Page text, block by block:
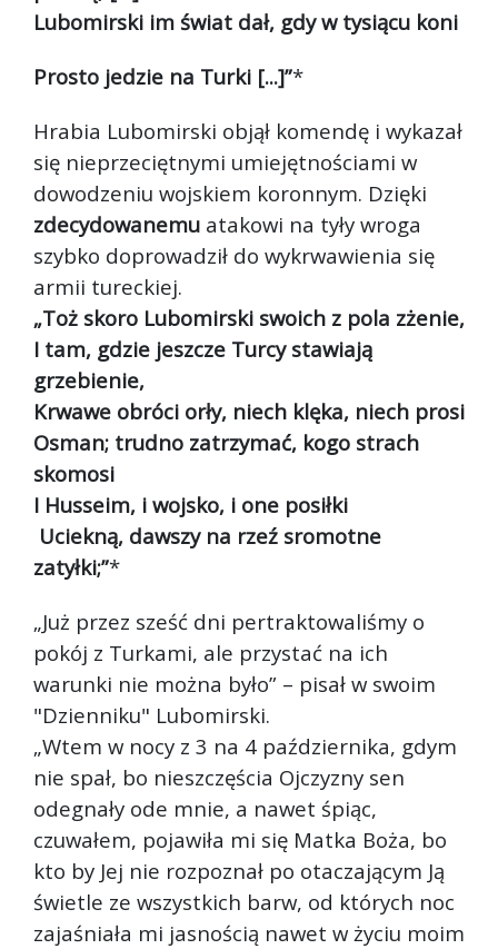
Lubomirski im świat dał, gdy w tysiącu koni
Prosto jedzie na Turki [...]”*
Hrabia Lubomirski objął komendę i wykazał
się nieprzeciętnymi umiejętnościami w
dowodzeniu wojskiem koronnym. Dzięki
zdecydowanemu atakowi na tyły wroga
szybko doprowadził do wykrwawienia się
armii tureckiej.
„Toż skoro Lubomirski swoich z pola zżenie,
I tam, gdzie jeszcze Turcy stawiają
grzebienie,
Krwawe obróci orły, niech klęka, niech prosi
Osman; trudno zatrzymać, kogo strach
skomosi
I Husseim, i wojsko, i one posiłki
Uciekną, dawszy na rzeź sromotne
zatyłki;”*
„Już przez sześć dni pertraktowaliśmy o
pokój z Turkami, ale przystać na ich
warunki nie można było” – pisał w swoim
"Dzienniku" Lubomirski.
„Wtem w nocy z 3 na 4 października, gdym
nie spał, bo nieszczęścia Ojczyzny sen
odegnały ode mnie, a nawet śpiąc,
czuwałem, pojawiła mi się Matka Boża, bo
kto by Jej nie rozpoznał po otaczającym Ją
świetle ze wszystkich barw, od których noc
zajaśniała mi jasnością nawet w życiu moim